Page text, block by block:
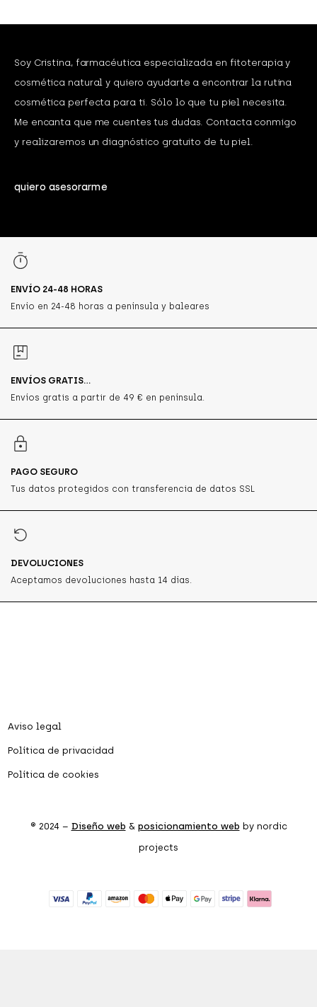
Soy Cristina, farmacéutica especializada en fitoterapia y
cosmética natural y quiero ayudarte a encontrar la rutina
cosmética perfecta para ti. Sólo lo que tu piel necesita.
Me encanta que me cuentes tus dudas. Contacta conmigo
y realizaremos un diagnóstico gratuito de tu piel.
quiero asesorarme
ENVÍO 24-48 HORAS
Envío en 24-48 horas a península y baleares
ENVÍOS GRATIS...
Envíos gratis a partir de 49 € en península.
PAGO SEGURO
Tus datos protegidos con transferencia de datos SSL
DEVOLUCIONES
Aceptamos devoluciones hasta 14 días.
Aviso legal
Política de privacidad
Política de cookies
® 2024 – Diseño web & posicionamiento web by nordic
projects